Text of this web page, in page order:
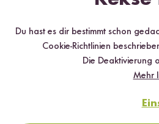
Du hast es dir bestimmt schon
Cookie-Richtlinien
Die Deaktivierung
Mehr